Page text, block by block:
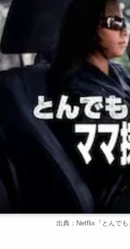
出典：Netflix『とんでも